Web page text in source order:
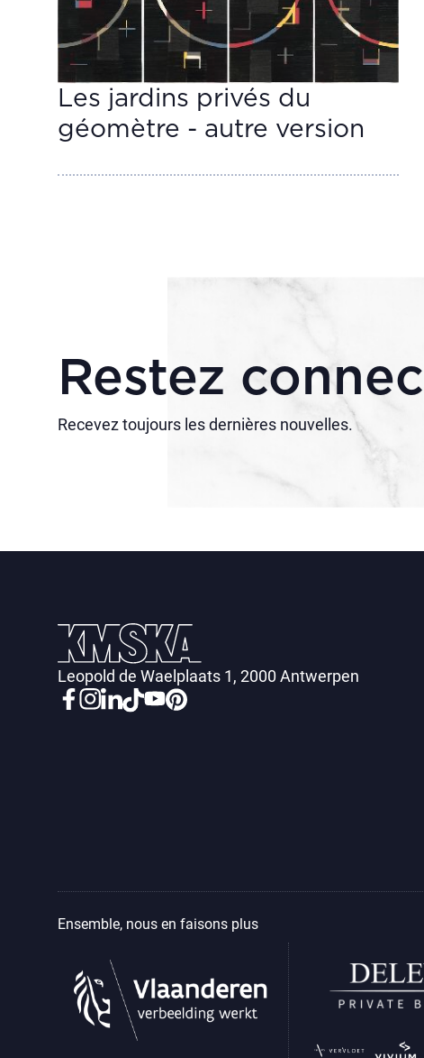
Les jardins privés du
géomètre - autre version
Restez
Recevez toujours les dernières nouvelles.
Leopold de Waelplaats 1, 2000 Antwerpen
Ensemble, nous en faisons plus